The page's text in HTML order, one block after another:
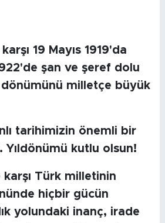
19 Mayıs 1919'da
şan ve şeref dolu
milletçe büyük
tarihimizin önemli bir
kutlu olsun!
Türk milletinin
hiçbir gücün
yolundaki inanç, irade